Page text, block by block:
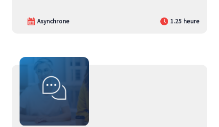
Asynchrone 1.25 heure